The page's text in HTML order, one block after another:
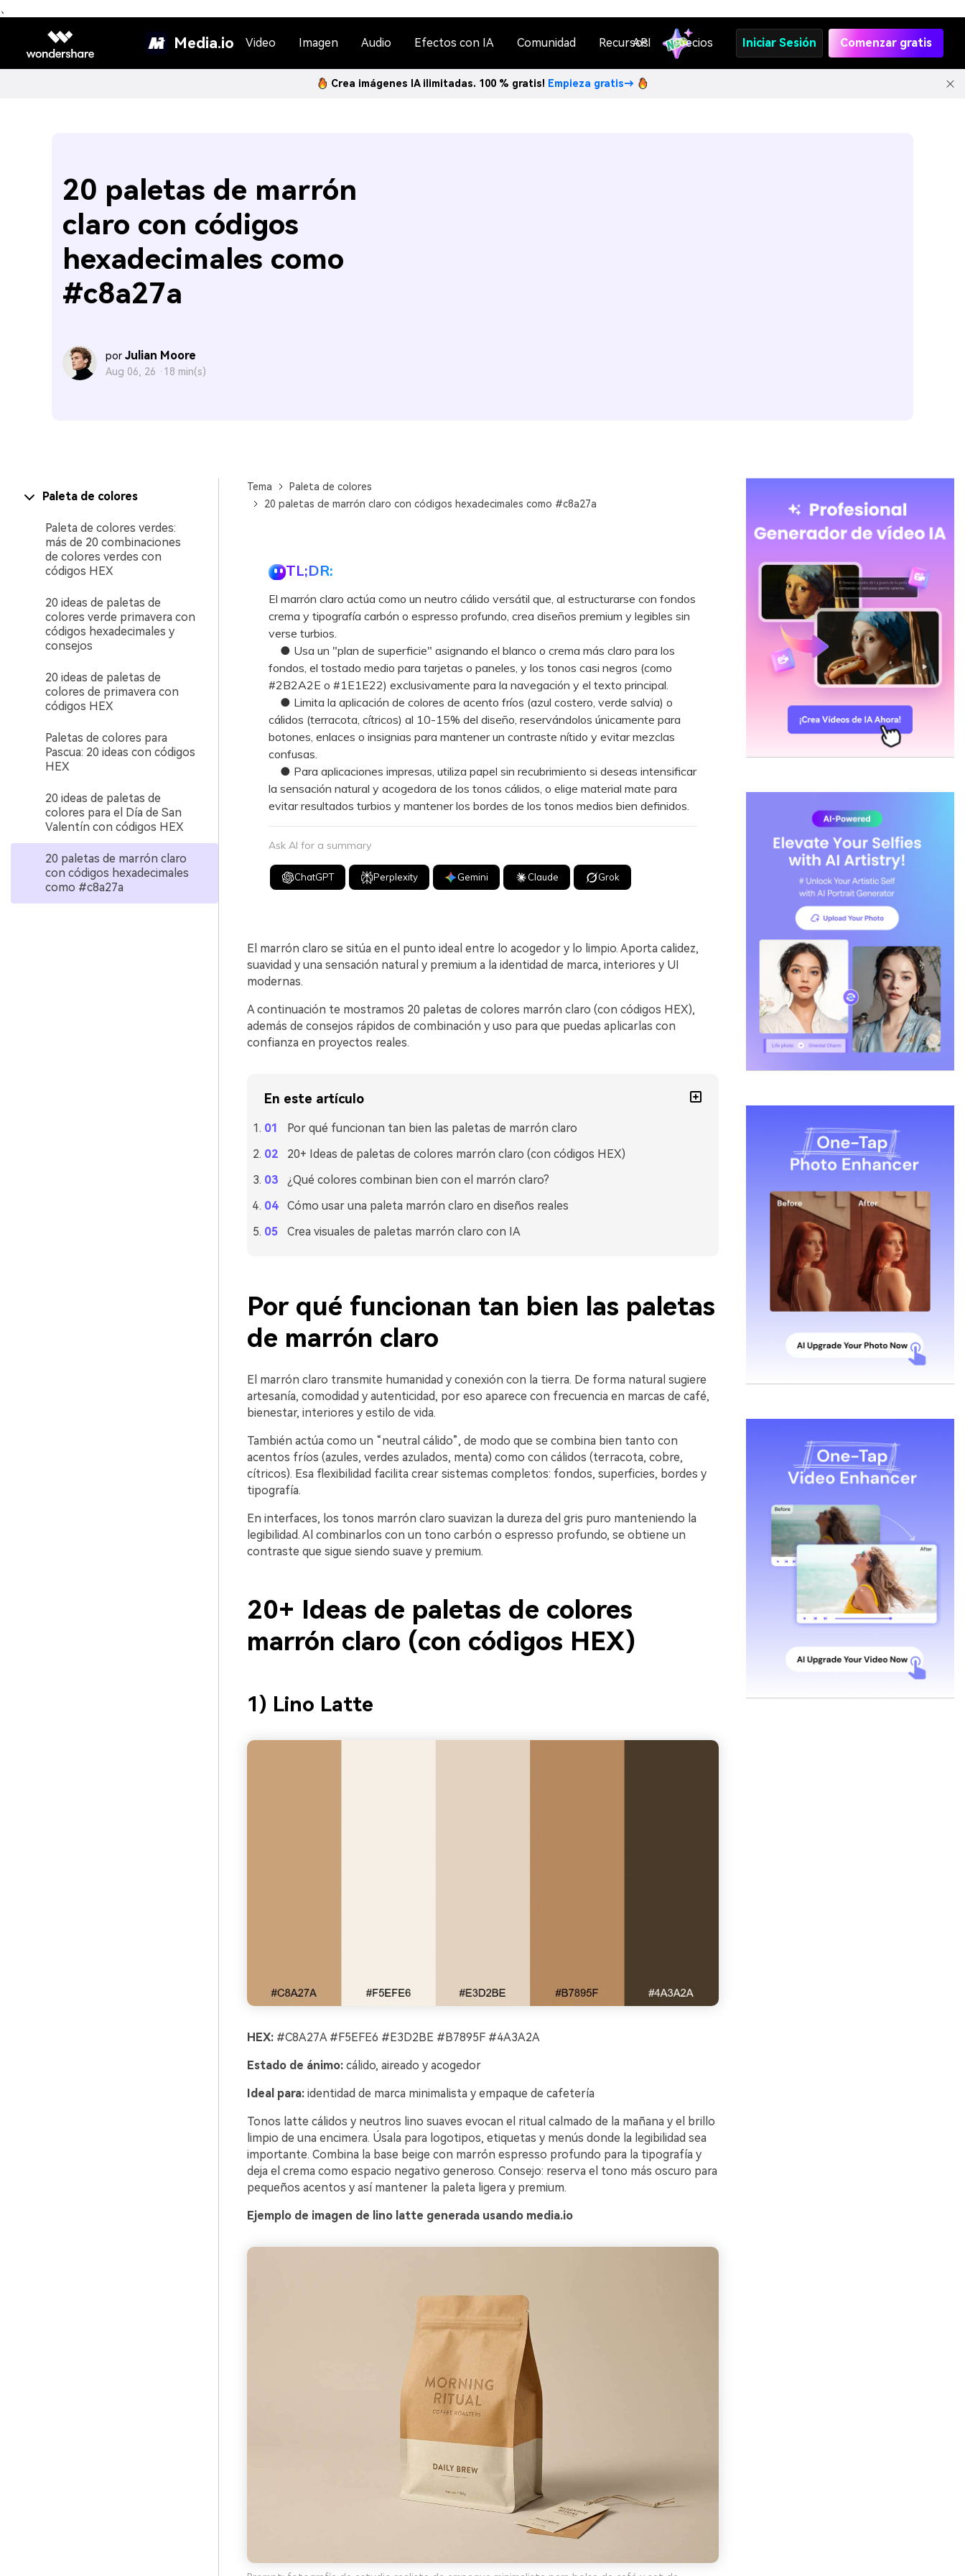
、
Media.io Video Imagen Audio Efectos con IA Comunidad Recursos
API Precios Iniciar Sesión Comenzar gratis
Crea imágenes IA ilimitadas. 100 % gratis! Empieza gratis→
20 paletas de marrón
claro con códigos
hexadecimales como
#c8a27a
por Julian Moore
Aug 06, 26 · 18 min(s)
Paleta de colores
Paleta de colores verdes:
más de 20 combinaciones
de colores verdes con
códigos HEX
20 ideas de paletas de
colores verde primavera con
códigos hexadecimales y
consejos
20 ideas de paletas de
colores de primavera con
códigos HEX
Paletas de colores para
Pascua: 20 ideas con códigos
HEX
20 ideas de paletas de
colores para el Día de San
Valentín con códigos HEX
20 paletas de marrón claro
con códigos hexadecimales
como #c8a27a
Tema
Paleta de colores
20 paletas de marrón claro con códigos hexadecimales como #c8a27a
TL;DR:
El marrón claro actúa como un neutro cálido versátil que, al estructurarse con fondos
crema y tipografía carbón o espresso profundo, crea diseños premium y legibles sin
verse turbios.
● Usa un "plan de superficie" asignando el blanco o crema más claro para los
fondos, el tostado medio para tarjetas o paneles, y los tonos casi negros (como
#2B2A2E o #1E1E22) exclusivamente para la navegación y el texto principal.
● Limita la aplicación de colores de acento fríos (azul costero, verde salvia) o
cálidos (terracota, cítricos) al 10-15% del diseño, reservándolos únicamente para
botones, enlaces o insignias para mantener un contraste nítido y evitar mezclas
confusas.
● Para aplicaciones impresas, utiliza papel sin recubrimiento si deseas intensificar
la sensación natural y acogedora de los tonos cálidos, o elige material mate para
evitar resultados turbios y mantener los bordes de los tonos medios bien definidos.
Ask AI for a summary
ChatGPT Perplexity Gemini Claude Grok
El marrón claro se sitúa en el punto ideal entre lo acogedor y lo limpio. Aporta calidez,
suavidad y una sensación natural y premium a la identidad de marca, interiores y UI
modernas.
A continuación te mostramos 20 paletas de colores marrón claro (con códigos HEX),
además de consejos rápidos de combinación y uso para que puedas aplicarlas con
confianza en proyectos reales.
En este artículo
Por qué funcionan tan bien las paletas de marrón claro
20+ Ideas de paletas de colores marrón claro (con códigos HEX)
¿Qué colores combinan bien con el marrón claro?
Cómo usar una paleta marrón claro en diseños reales
Crea visuales de paletas marrón claro con IA
Por qué funcionan tan bien las paletas
de marrón claro
El marrón claro transmite humanidad y conexión con la tierra. De forma natural sugiere
artesanía, comodidad y autenticidad, por eso aparece con frecuencia en marcas de café,
bienestar, interiores y estilo de vida.
También actúa como un “neutral cálido”, de modo que se combina bien tanto con
acentos fríos (azules, verdes azulados, menta) como con cálidos (terracota, cobre,
cítricos). Esa flexibilidad facilita crear sistemas completos: fondos, superficies, bordes y
tipografía.
En interfaces, los tonos marrón claro suavizan la dureza del gris puro manteniendo la
legibilidad. Al combinarlos con un tono carbón o espresso profundo, se obtiene un
contraste que sigue siendo suave y premium.
20+ Ideas de paletas de colores
marrón claro (con códigos HEX)
1) Lino Latte
HEX:#C8A27A #F5EFE6 #E3D2BE #B7895F #4A3A2A
Estado de ánimo:cálido, aireado y acogedor
Ideal para:identidad de marca minimalista y empaque de cafetería
Tonos latte cálidos y neutros lino suaves evocan el ritual calmado de la mañana y el brillo
limpio de una encimera. Úsala para logotipos, etiquetas y menús donde la legibilidad sea
importante. Combina la base beige con marrón espresso profundo para la tipografía y
deja el crema como espacio negativo generoso. Consejo: reserva el tono más oscuro para
pequeños acentos y así mantener la paleta ligera y premium.
Ejemplo de imagen de lino latte generada usando media.io